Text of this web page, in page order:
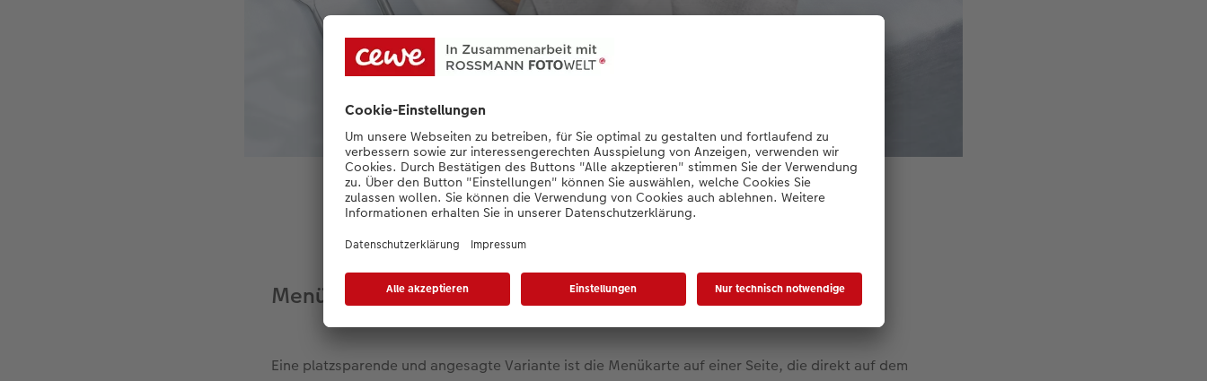
Vorfreude frisch serviert: Die übersichtliche Menükarte als Teil des Gedecks.
Menü auf einen Blick – mit der Karte XL
Eine platzsparende und angesagte Variante ist die Menükarte auf einer Seite, die direkt auf dem